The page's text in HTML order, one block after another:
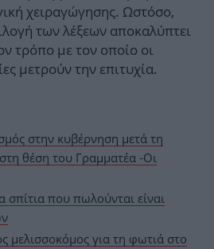
χειραγώγησης. Ωστόσο,
των λέξεων αποκαλύπτει
τρόπο με τον οποίο οι
μετρούν την επιτυχία.
στην κυβέρνηση μετά τη
θέση του Γραμματέα -Οι
σπίτια που πωλούνται είναι
μελισσοκόμος για τη φωτιά στο